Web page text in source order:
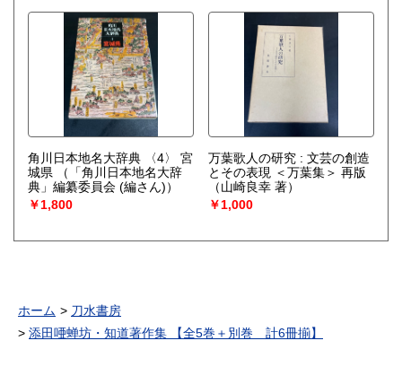
角川日本地名大辞典 〈4〉 宮
城県
（「角川日本地名大辞
典」編纂委員会 (編さん)）
￥1,800
万葉歌人の研究 : 文芸の創造
とその表現 ＜万葉集＞ 再版
（山崎良幸 著）
￥1,000
ホーム
刀水書房
添田唖蝉坊・知道著作集 【全5巻＋別巻 計6冊揃】